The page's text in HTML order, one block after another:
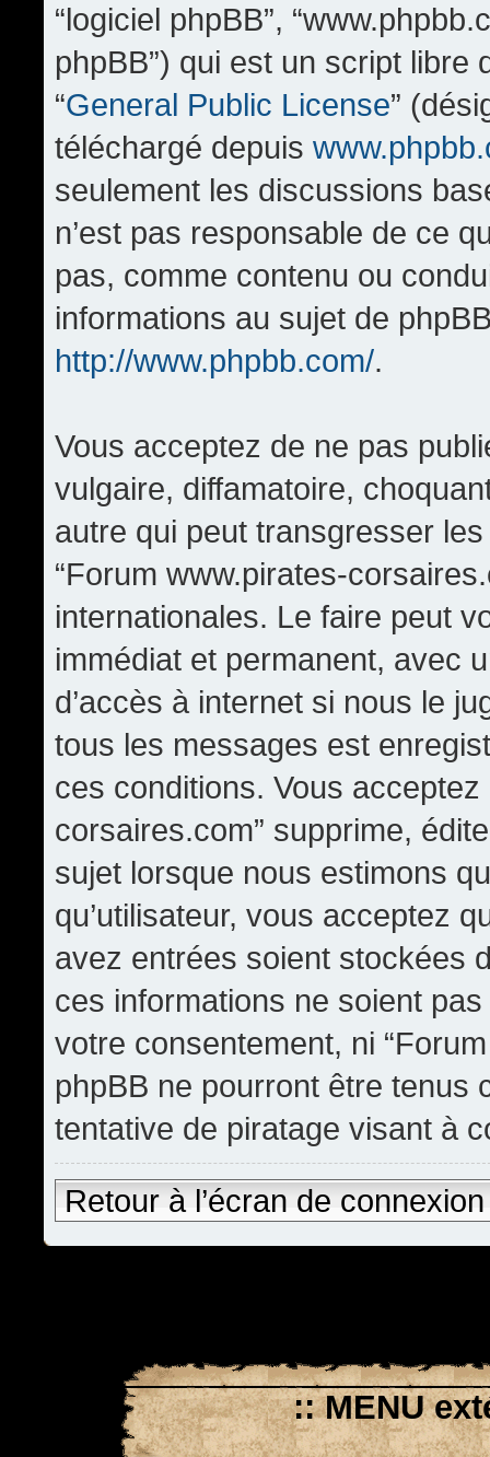
“logiciel phpBB”,
phpBB”) qui est un script
“General Public License”
téléchargé depuis
seulement les discussions
n’est pas responsable de ce
pas, comme contenu ou
informations au sujet de
http://www.phpbb.com/.
Vous acceptez de ne pas
vulgaire, diffamatoire,
autre qui peut transgresser
“Forum www.pirates-
internationales. Le faire peut
immédiat et permanent, avec
d’accès à internet si nous le
tous les messages est
ces conditions. Vous
corsaires.com” supprime,
sujet lorsque nous estimons
qu’utilisateur, vous acceptez
avez entrées soient stockées
ces informations ne soient
votre consentement, ni
phpBB ne pourront être tenus
tentative de piratage visant à
Retour à l’écran de connexion
:: MENU